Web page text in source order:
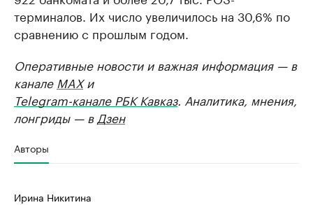
терминалов. Их число увеличилось на 30,6% по
сравнению с прошлым годом.
Оперативные новости и важная информация — в
канале MAXи
Telegram-канале РБК Кавказ. Аналитика, мнения,
лонгриды — в Дзен
Авторы
Ирина Никитина